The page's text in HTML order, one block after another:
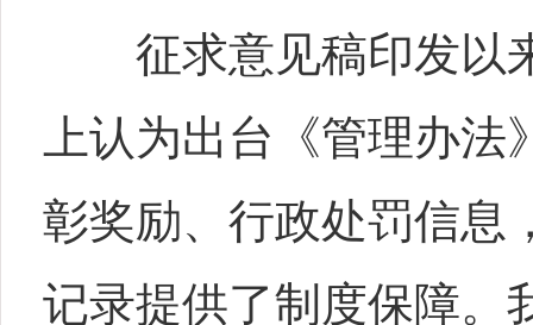
征求意见稿印发以来
上认为出台《管理办
彰奖励、行政处罚信息
记录提供了制度保障。